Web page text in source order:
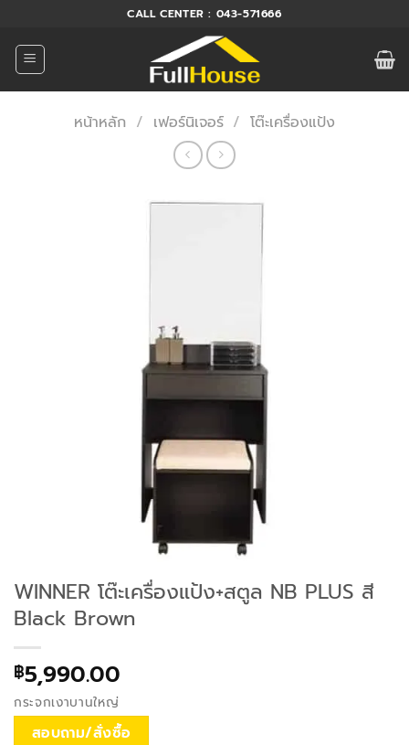
ยัง
เนื้อหา
CALL CENTER : 043-571666
หน้าหลัก / เฟอร์นิเจอร์ / โต๊ะเครื่องแป้ง
WINNER โต๊ะเครื่องแป้ง+สตูล NB PLUS สี
Black Brown
฿5,990.00
กระจกเงาบานใหญ่
สอบถาม/สั่งซื้อ